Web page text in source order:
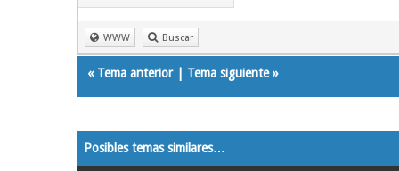
WWW Buscar
« Tema anterior| Tema siguiente»
Posibles temas similares…